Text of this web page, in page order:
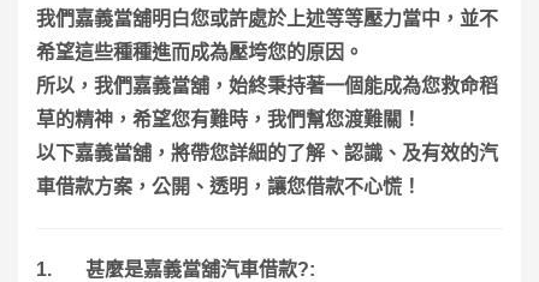
我們嘉義當舖明白您或許處於上述等等壓力當中，並不
希望這些種種進而成為壓垮您的原因。
所以，我們嘉義當舖，始終秉持著一個能成為您救命稻
草的精神，希望您有難時，我們幫您渡難關！
以下嘉義當舖，將帶您詳細的了解、認識、及有效的汽
車借款方案，公開、透明，讓您借款不心慌！
1. 甚麼是嘉義當舖汽車借款?: